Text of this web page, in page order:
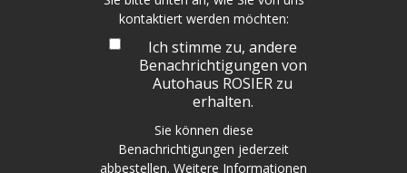
kontaktiert werden möchten:
Ich stimme zu, andere
Benachrichtigungen von
Autohaus ROSIER zu
erhalten.
Sie können diese
Benachrichtigungen jederzeit
abbestellen. Weitere Informationen